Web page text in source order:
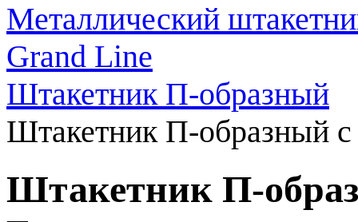
Металлический
Grand Line
Штакетник П-образный
Штакетник П-образный
Штакетник П-